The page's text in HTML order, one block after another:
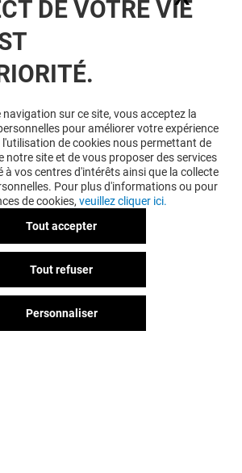
PLUS ? VOUS
ÊTRE
DE VOTRE VIE
sur ce site, vous acceptez la
pour améliorer votre expérience
de cookies nous permettant de
notre site et de vous proposer des services
vos centres d'intérêts ainsi que la collecte
Pour plus d'informations ou pour
de cookies, veuillez cliquer ici.
Tout accepter
Tout refuser
Personnaliser